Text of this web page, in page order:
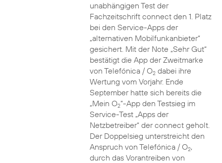
unabhängigen Test der
Fachzeitschrift connect den 1. Platz
bei den Service-Apps der
„alternativen Mobilfunkanbieter“
gesichert. Mit der Note „Sehr Gut“
bestätigt die App der Zweitmarke
von Telefónica / O2dabei ihre
Wertung vom Vorjahr. Ende
September hatte sich bereits die
„Mein O2“-App den Testsieg im
Service-Test „Apps der
Netzbetreiber“ der connect geholt.
Der Doppelsieg unterstreicht den
Anspruch von Telefónica / O2,
durch das Vorantreiben von